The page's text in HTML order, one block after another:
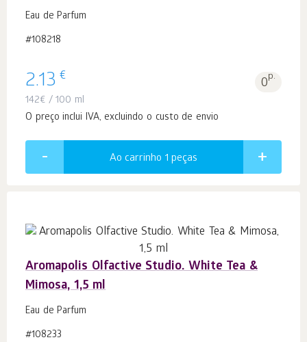
Eau de Parfum
#108218
2.13 € 0p.
142€ / 100 ml
O preço inclui IVA, excluindo o custo de envio
Ao carrinho 1 peças
Aromapolis Olfactive Studio. White Tea &
Mimosa, 1,5 ml
Eau de Parfum
#108233